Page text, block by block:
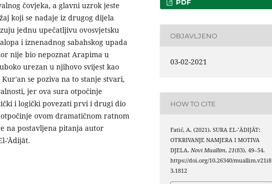
čovjeka, a glavni uzrok jeste
koji se nadaje iz drugog dijela
jednu upečatljivu ovosvjetsku
i iznenadnog sabahskog upada
nije bio nepoznat Arapima u
urezan u njihovo svijest kao
se poziva na to stanje stvari,
jer ova sura otpočinje
i logički povezati prvi i drugi dio
otpočinje ovom dramatičnom ratnom
na postavljena pitanja autor
'Ādijāt.
PDF
OBJAVLJENO
03-02-2021
HOW TO CITE
Fatić, A. (2021). SURA EL-’ĀDIJĀT:
OTKRIVANJE NAMJERA I MOTIVA
DJELA.Novi Muallim,21(83), 49–54.
https://doi.org/10.26340/muallim.v21i8
3.1812